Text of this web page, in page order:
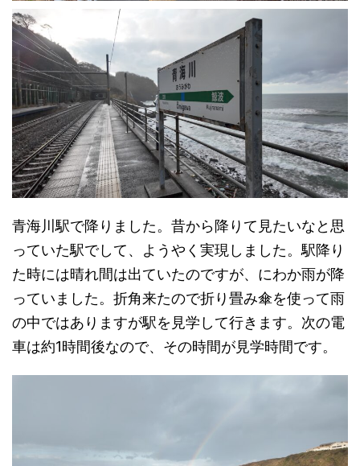
青海川駅で降りました。昔から降りて見たいなと思
っていた駅でして、ようやく実現しました。駅降り
た時には晴れ間は出ていたのですが、にわか雨が降
っていました。折角来たので折り畳み傘を使って雨
の中ではありますが駅を見学して行きます。次の電
車は約1時間後なので、その時間が見学時間です。